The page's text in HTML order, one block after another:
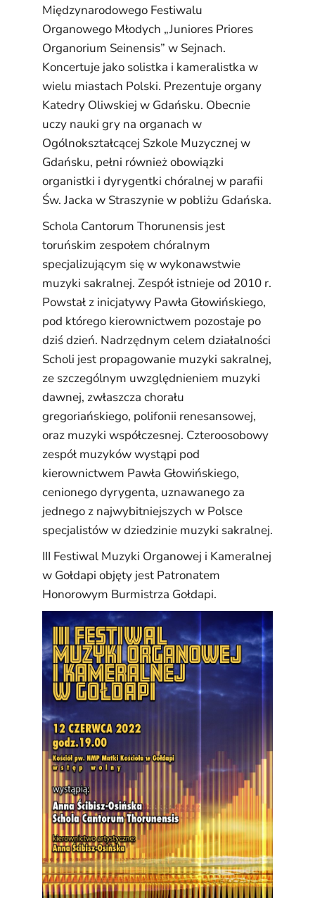
Międzynarodowego Festiwalu
Organowego Młodych „Juniores Priores
Organorium Seinensis” w Sejnach.
Koncertuje jako solistka i kameralistka w
wielu miastach Polski. Prezentuje organy
Katedry Oliwskiej w Gdańsku. Obecnie
uczy nauki gry na organach w
Ogólnokształcącej Szkole Muzycznej w
Gdańsku, pełni również obowiązki
organistki i dyrygentki chóralnej w parafii
Św. Jacka w Straszynie w pobliżu Gdańska.
Schola Cantorum Thorunensis jest
toruńskim zespołem chóralnym
specjalizującym się w wykonawstwie
muzyki sakralnej. Zespół istnieje od 2010 r.
Powstał z inicjatywy Pawła Głowińskiego,
pod którego kierownictwem pozostaje po
dziś dzień. Nadrzędnym celem działalności
Scholi jest propagowanie muzyki sakralnej,
ze szczególnym uwzględnieniem muzyki
dawnej, zwłaszcza chorału
gregoriańskiego, polifonii renesansowej,
oraz muzyki współczesnej. Czteroosobowy
zespół muzyków wystąpi pod
kierownictwem Pawła Głowińskiego,
cenionego dyrygenta, uznawanego za
jednego z najwybitniejszych w Polsce
specjalistów w dziedzinie muzyki sakralnej.
III Festiwal Muzyki Organowej i Kameralnej
w Gołdapi objęty jest Patronatem
Honorowym Burmistrza Gołdapi.